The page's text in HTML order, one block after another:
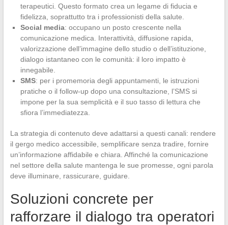
terapeutici. Questo formato crea un legame di fiducia e
fidelizza, soprattutto tra i professionisti della salute.
Social media: occupano un posto crescente nella
comunicazione medica. Interattività, diffusione rapida,
valorizzazione dell’immagine dello studio o dell’istituzione,
dialogo istantaneo con le comunità: il loro impatto è
innegabile.
SMS: per i promemoria degli appuntamenti, le istruzioni
pratiche o il follow-up dopo una consultazione, l’SMS si
impone per la sua semplicità e il suo tasso di lettura che
sfiora l’immediatezza.
La strategia di contenuto deve adattarsi a questi canali: rendere
il gergo medico accessibile, semplificare senza tradire, fornire
un’informazione affidabile e chiara. Affinché la comunicazione
nel settore della salute mantenga le sue promesse, ogni parola
deve illuminare, rassicurare, guidare.
Soluzioni concrete per
rafforzare il dialogo tra operatori